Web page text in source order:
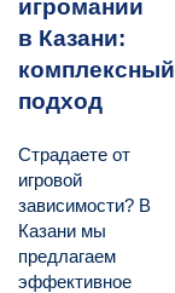
игромании
в Казани:
комплексный
подход
Страдаете от
игровой
зависимости? В
Казани мы
предлагаем
эффективное